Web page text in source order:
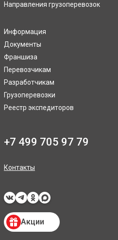
Направления грузоперевозок
Информация
Документы
Франшиза
Перевозчикам
Разработчикам
Грузоперевозки
Реестр экспедиторов
+7 499 705 97 79
Контакты
Акции